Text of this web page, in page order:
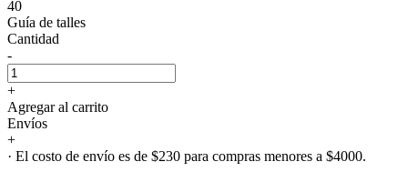
40
Guía de talles
Cantidad
-
+
Agregar al carrito
Envíos
+
· El costo de envío es de $230 para compras menores a $4000.